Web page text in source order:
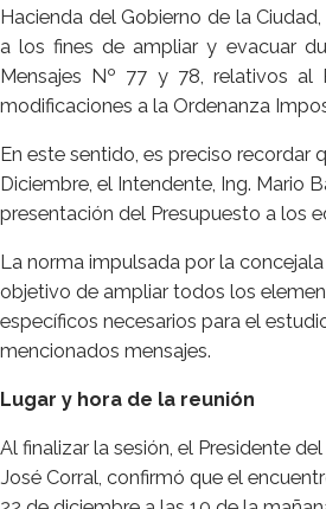
Hacienda del Gobierno de la Ciudad,
a los fines de ampliar y evacuar
Mensajes Nº 77 y 78, relativos al
modificaciones a la Ordenanza
En este sentido, es preciso recordar
Diciembre, el Intendente, Ing. Mario
presentación del Presupuesto a los
La norma impulsada por la concejala
objetivo de ampliar todos los
específicos necesarios para el
mencionados mensajes.
Lugar y hora de la reunión
Al finalizar la sesión, el Presidente
José Corral, confirmó que el